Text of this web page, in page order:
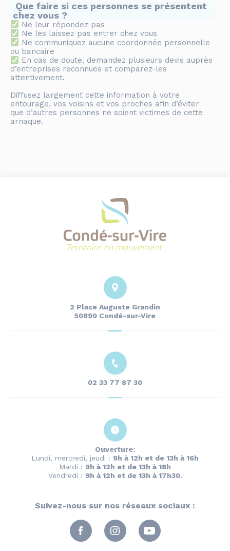
Que faire si ces personnes se présentent
chez vous ?
Ne leur répondez pas
Ne les laissez pas entrer chez vous
Ne communiquez aucune coordonnée personnelle
ou bancaire
En cas de doute, demandez plusieurs devis auprès
d’entreprises reconnues et comparez-les
attentivement.
Diffusez largement cette information à votre
entourage, vos voisins et vos proches afin d’éviter
que d’autres personnes ne soient victimes de cette
arnaque.
2 Place Auguste Grandin
50890 Condé-sur-Vire
02 33 77 87 30
Ouverture:
Lundi, mercredi, jeudi : 9h à 12h et de 13h à 16h
Mardi : 9h à 12h et de 13h à 18h
Vendredi : 9h à 12h et de 13h à 17h30.
Suivez-nous sur nos réseaux sociaux :